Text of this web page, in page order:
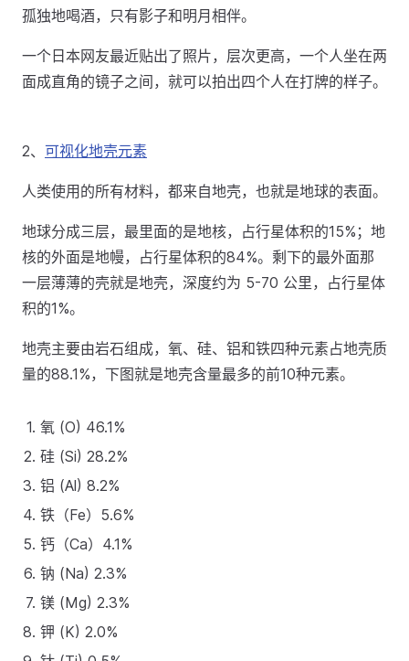
孤独地喝酒，只有影子和明月相伴。
一个日本网友最近贴出了照片，层次更高，一个人坐在两
面成直角的镜子之间，就可以拍出四个人在打牌的样子。
2、 可视化地壳元素
人类使用的所有材料，都来自地壳，也就是地球的表面。
地球分成三层，最里面的是地核，占行星体积的15%；地
核的外面是地幔，占行星体积的84%。剩下的最外面那
一层薄薄的壳就是地壳，深度约为 5-70 公里，占行星体
积的1%。
地壳主要由岩石组成，氧、硅、铝和铁四种元素占地壳质
量的88.1%，下图就是地壳含量最多的前10种元素。
氧 (O) 46.1%
硅 (Si) 28.2%
铝 (Al) 8.2%
铁（Fe）5.6%
钙（Ca）4.1%
钠 (Na) 2.3%
镁 (Mg) 2.3%
钾 (K) 2.0%